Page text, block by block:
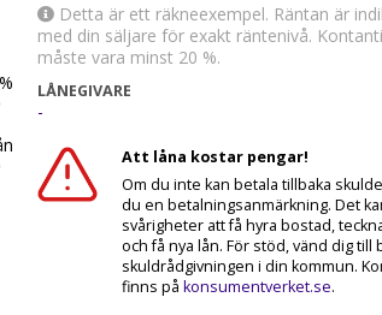
faktura
månader
Nordea Finans
%
Detta är ett räkneexempel. Räntan är
med din säljare för exakt räntenivå.
måste vara minst 20 %.
LÅNEGIVARE
-
Att låna kostar pengar!
Om du inte kan betala tillbaka
du en betalningsanmärkning. Det
svårigheter att få hyra bostad,
och få nya lån. För stöd, vänd dig till
skuldrådgivningen i din kommun.
finns på konsumentverket.se.